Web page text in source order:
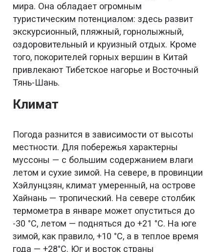
мира. Она обладает огромным
туристическим потенциалом: здесь развит
экскурсионный, пляжный, горнолыжный,
оздоровительный и круизный отдых. Кроме
того, покорителей горных вершин в Китай
привлекают Тибетское нагорье и Восточный
Тянь-Шань.
Климат
Погода разнится в зависимости от высоты
местности. Для побережья характерны
муссоны — с большим содержанием влаги
летом и сухие зимой. На севере, в провинции
Хэйлунцзян, климат умеренный, на острове
Хайнань — тропический. На севере столбик
термометра в январе может опуститься до
-30 °C, летом — подняться до +21 °C. На юге
зимой, как правило, +10 °C, а в теплое время
года — +28°C. Юг и восток страны